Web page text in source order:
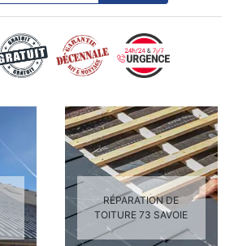
RÉPARATION DE
TOITURE 73 SAVOIE